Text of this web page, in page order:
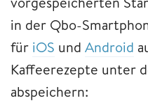
in der Qbo-
für iOS und Android
Kaffeerezepte unter
abspeichern: